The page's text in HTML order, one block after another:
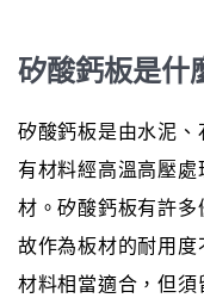
矽酸鈣板是什
矽酸鈣板是由水泥
有材料經高溫高壓
材。矽酸鈣板有許多
故作為板材的耐用度
材料相當適合，但